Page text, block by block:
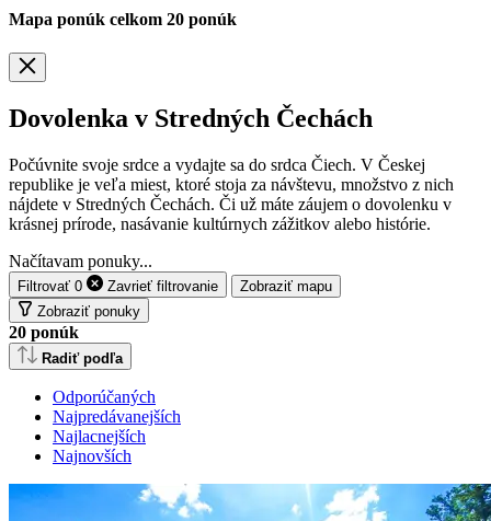
Mapa ponúk celkom 20 ponúk
Dovolenka v Stredných Čechách
Počúvnite svoje srdce a vydajte sa do srdca Čiech. V Českej
republike je veľa miest, ktoré stoja za návštevu, množstvo z nich
nájdete v Stredných Čechách. Či už máte záujem o dovolenku v
krásnej prírode, nasávanie kultúrnych zážitkov alebo histórie.
Načítavam ponuky...
Filtrovať 0 Zavrieť filtrovanie
Zobraziť mapu
Zobraziť ponuky
20 ponúk
Radiť podľa
Odporúčaných
Najpredávanejších
Najlacnejších
Najnovších